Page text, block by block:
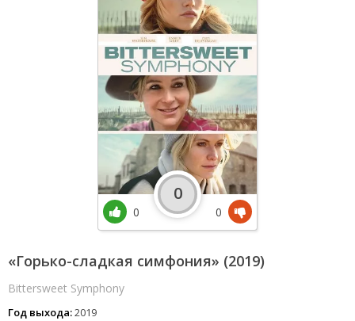
«Горько-сладкая симфония» (2019)
Bittersweet Symphony
Год выхода:2019
0
0
0